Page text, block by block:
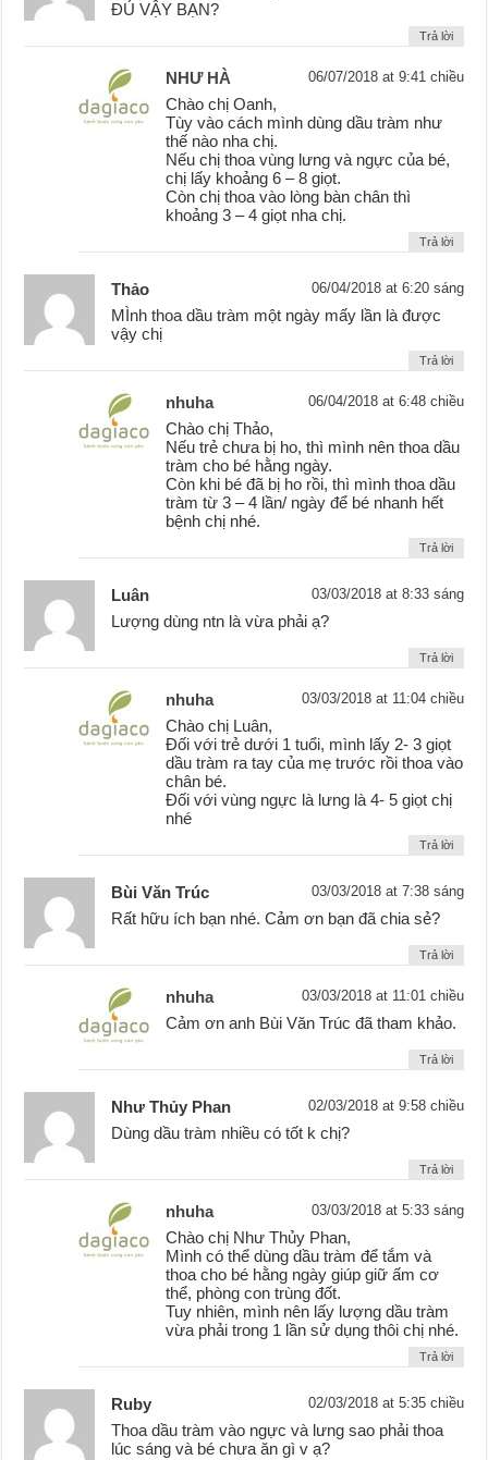
ĐỦ VẬY BẠN?
Trả lời
NHƯ HÀ 06/07/2018 at 9:41 chiều
Chào chị Oanh,
Tùy vào cách mình dùng dầu tràm như
thế nào nha chị.
Nếu chị thoa vùng lưng và ngực của bé,
chị lấy khoảng 6 – 8 giọt.
Còn chị thoa vào lòng bàn chân thì
khoảng 3 – 4 giọt nha chị.
Trả lời
Thảo 06/04/2018 at 6:20 sáng
MÌnh thoa dầu tràm một ngày mấy lần là được
vậy chị
Trả lời
nhuha 06/04/2018 at 6:48 chiều
Chào chị Thảo,
Nếu trẻ chưa bị ho, thì mình nên thoa dầu
tràm cho bé hằng ngày.
Còn khi bé đã bị ho rồi, thì mình thoa dầu
tràm từ 3 – 4 lần/ ngày để bé nhanh hết
bệnh chị nhé.
Trả lời
Luân 03/03/2018 at 8:33 sáng
Lượng dùng ntn là vừa phải ạ?
Trả lời
nhuha 03/03/2018 at 11:04 chiều
Chào chị Luân,
Đối với trẻ dưới 1 tuổi, mình lấy 2- 3 giọt
dầu tràm ra tay của mẹ trước rồi thoa vào
chân bé.
Đối với vùng ngực là lưng là 4- 5 giọt chị
nhé
Trả lời
Bùi Văn Trúc 03/03/2018 at 7:38 sáng
Rất hữu ích bạn nhé. Cảm ơn bạn đã chia sẻ?
Trả lời
nhuha 03/03/2018 at 11:01 chiều
Cảm ơn anh Bùi Văn Trúc đã tham khảo.
Trả lời
Như Thủy Phan 02/03/2018 at 9:58 chiều
Dùng dầu tràm nhiều có tốt k chị?
Trả lời
nhuha 03/03/2018 at 5:33 sáng
Chào chị Như Thủy Phan,
Mình có thể dùng dầu tràm để tắm và
thoa cho bé hằng ngày giúp giữ ấm cơ
thể, phòng con trùng đốt.
Tuy nhiên, mình nên lấy lượng dầu tràm
vừa phải trong 1 lần sử dụng thôi chị nhé.
Trả lời
Ruby 02/03/2018 at 5:35 chiều
Thoa dầu tràm vào ngực và lưng sao phải thoa
lúc sáng và bé chưa ăn gì v ạ?